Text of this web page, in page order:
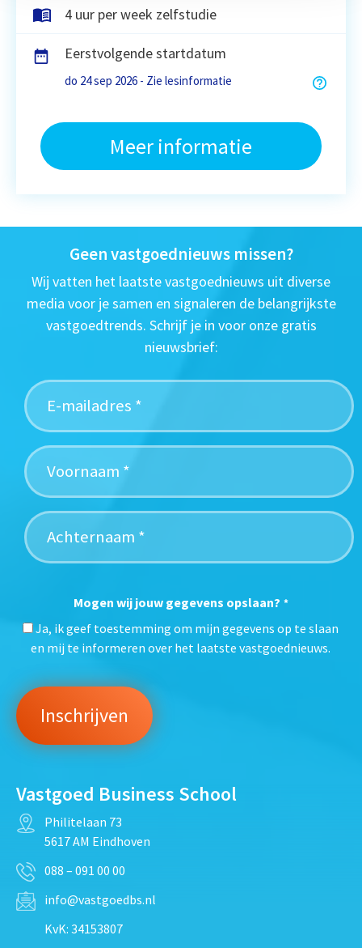
4 uur per week zelfstudie
Eerstvolgende startdatum
do 24 sep 2026 - Zie lesinformatie
Meer informatie
Geen vastgoednieuws missen?
Wij vatten het laatste vastgoednieuws uit diverse
media voor je samen en signaleren de belangrijkste
vastgoedtrends. Schrijf je in voor onze gratis
nieuwsbrief:
Mogen wij jouw gegevens opslaan? *
Ja, ik geef toestemming om mijn gegevens op te slaan
en mij te informeren over het laatste vastgoednieuws.
Vastgoed Business School
Philitelaan 73
5617 AM Eindhoven
088 – 091 00 00
info@vastgoedbs.nl
KvK: 34153807